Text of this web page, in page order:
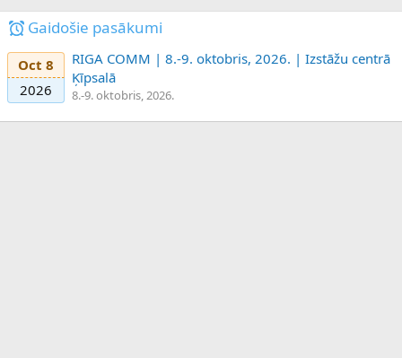
Gaidošie pasākumi
Oct 8
2026
RIGA COMM | 8.-9. oktobris, 2026. | Izstāžu centrā
Ķīpsalā
8.-9. oktobris, 2026.